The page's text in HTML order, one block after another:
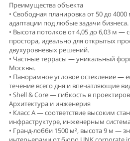
Преимущества объекта
• Свободная планировка от 50 до
адаптации под любые задачи бизнеса.
• Высота потолков от 4,05 до 6,03 м —
простора, идеально для открытых
двухуровневых решений.
• Частные террасы — уникальный
Москвы.
• Панорамное угловое остекление —
течение всего дня и впечатляющие
• Shell & Core — гибкость в
Архитектура и инженерия
• Класс А — соответствие высоким
инфраструктуре, инженерным
• Гранд-лобби 1500 м², высота 9 м —